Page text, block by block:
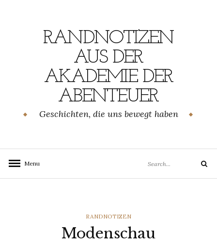
RANDNOTIZEN
AUS DER
AKADEMIE DER
ABENTEUER
Geschichten, die uns bewegt haben
Menu
for:
Search
CATEGORIES
RANDNOTIZEN
Modenschau